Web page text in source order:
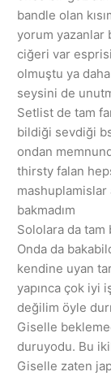
bandle olan
yorum yazanlar
ciğeri var
olmuştu ya
seysini de
Setlist de tam
bildiği sevdiği
ondan
thirsty falan
mashuplamislar
bakmadım
Sololara da tam
Onda da
kendine uyan
yapınca çok iyi
değilim öyle
Giselle
duruyodu. Bu
Giselle zaten